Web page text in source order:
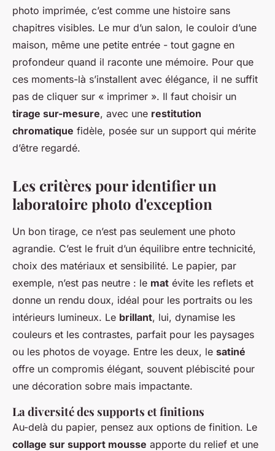
photo imprimée, c’est comme une histoire sans
chapitres visibles. Le mur d’un salon, le couloir d’une
maison, même une petite entrée - tout gagne en
profondeur quand il raconte une mémoire. Pour que
ces moments-là s’installent avec élégance, il ne suffit
pas de cliquer sur « imprimer ». Il faut choisir un
tirage sur-mesure, avec une restitution
chromatique fidèle, posée sur un support qui mérite
d’être regardé.
Les critères pour identifier un
laboratoire photo d'exception
Un bon tirage, ce n’est pas seulement une photo
agrandie. C’est le fruit d’un équilibre entre technicité,
choix des matériaux et sensibilité. Le papier, par
exemple, n’est pas neutre : le mat évite les reflets et
donne un rendu doux, idéal pour les portraits ou les
intérieurs lumineux. Le brillant, lui, dynamise les
couleurs et les contrastes, parfait pour les paysages
ou les photos de voyage. Entre les deux, le satiné
offre un compromis élégant, souvent plébiscité pour
une décoration sobre mais impactante.
La diversité des supports et finitions
Au-delà du papier, pensez aux options de finition. Le
collage sur support mousse apporte du relief et une